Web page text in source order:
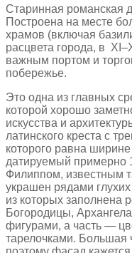
Старинная романская
Построена на месте
храмов (включая
расцвета города, в
важным портом и
побережье.
Это одна из главных
которой хорошо
искусства и
латинского креста с
которого равна
датируемый примерно
Филиппом, известным
украшен рядами глухих
из которых заполнена
Богородицы,
фигурами, а часть —
тарелочками. Большая